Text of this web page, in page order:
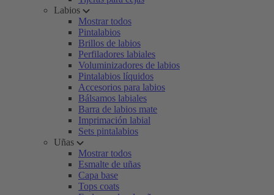
Labios
Mostrar todos
Pintalabios
Brillos de labios
Perfiladores labiales
Voluminizadores de labios
Pintalabios líquidos
Accesorios para labios
Bálsamos labiales
Barra de labios mate
Imprimación labial
Sets pintalabios
Uñas
Mostrar todos
Esmalte de uñas
Capa base
Tops coats